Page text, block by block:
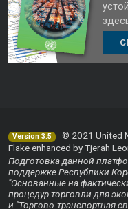
Version 3.5
© 2021 United
Flake enhanced by Tjerah
Подготовка данной
поддержке Республики
"Основанные на
процедур торговли для
и "Торгово-транспортная